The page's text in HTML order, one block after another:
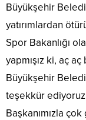
Büyükşehir
yatırımlardan
Spor Bakanlığı
yapmışız ki, aç
Büyükşehir
teşekkür
Başkanımızla